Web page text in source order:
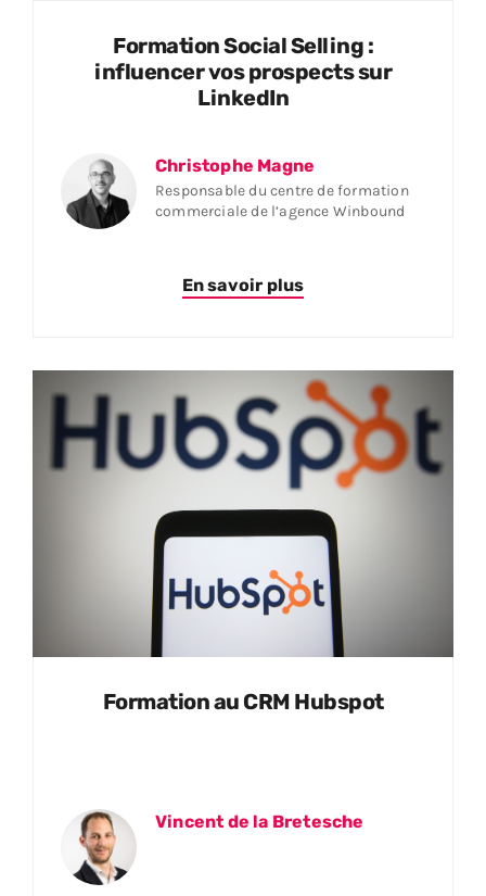
Formation Social Selling :
influencer vos prospects sur
LinkedIn
Christophe Magne
Responsable du centre de formation
commerciale de l’agence Winbound
En savoir plus
Formation au CRM Hubspot
Vincent de la Bretesche